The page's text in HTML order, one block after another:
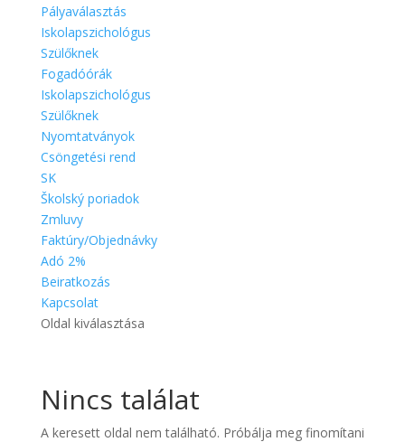
Pályaválasztás
Iskolapszichológus
Szülőknek
Fogadóórák
Iskolapszichológus
Szülőknek
Nyomtatványok
Csöngetési rend
SK
Školský poriadok
Zmluvy
Faktúry/Objednávky
Adó 2%
Beiratkozás
Kapcsolat
Oldal kiválasztása
Nincs találat
A keresett oldal nem található. Próbálja meg finomítani